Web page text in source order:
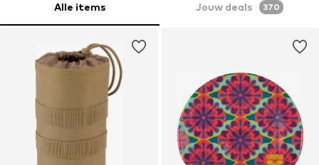
Alle items Jouw deals 370